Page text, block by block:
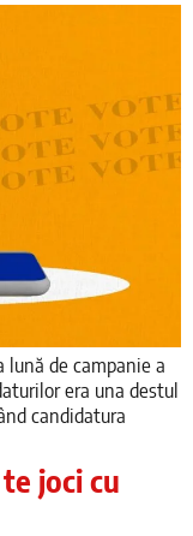
de campanie a
era una destul
candidatura
joci cu